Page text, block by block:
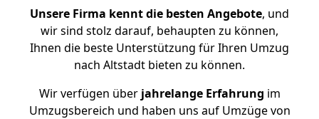
Unsere Firma kennt die besten Angebote, und
wir sind stolz darauf, behaupten zu können,
Ihnen die beste Unterstützung für Ihren Umzug
nach Altstadt bieten zu können.
Wir verfügen überjahrelange Erfahrung im
Umzugsbereich und haben uns auf Umzüge von